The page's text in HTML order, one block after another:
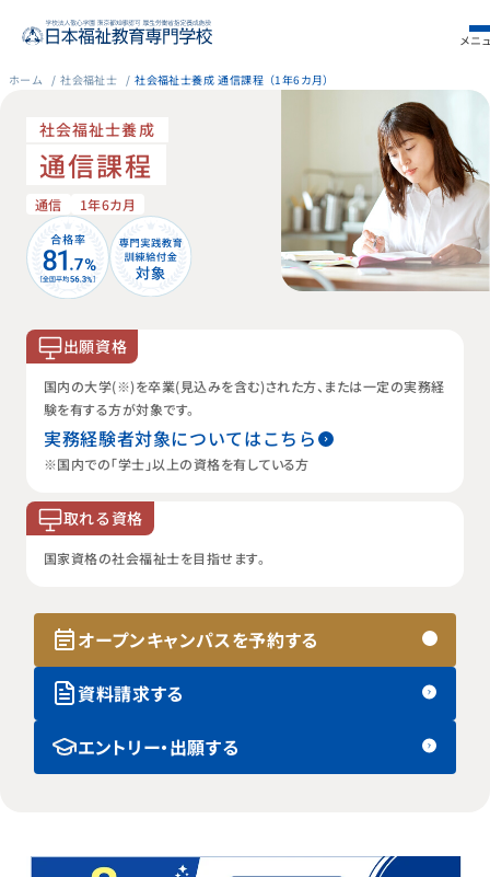
メニ
ホーム 社会福祉士 社会福祉士養成 通信課程（1年6カ月）
社会福祉士養成
通信課程
通信 1年6カ月
出願資格
国内の大学（※）を卒業（見込みを含む）された方、または一定の実務経
験を有する方が対象です。
実務経験者対象についてはこちら
※国内での「学士」以上の資格を有している方
取れる資格
国家資格の社会福祉士を目指せます。
オープンキャンパスを予約する
資料請求する
エントリー・出願する